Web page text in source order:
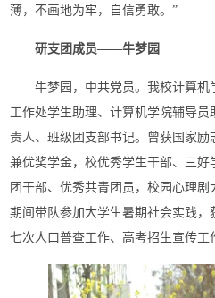
薄，不画地为牢，自信勇敢。”
研支团成员——牛梦园
牛梦园，中共党员。我校计算机
工作处学生助理、计算机学院辅导
责人、班级团支部书记。曾获国家
兼优奖学金，校优秀学生干部、三
团干部、优秀共青团员，校园心理
期间带队参加大学生暑期社会实践
七次人口普查工作、高考招生宣传工